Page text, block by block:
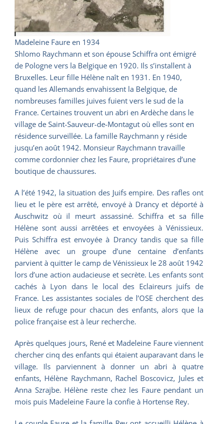
Madeleine Faure en 1934
Shlomo Raychmann et son épouse Schiffra ont émigré
de Pologne vers la Belgique en 1920. Ils s’installent à
Bruxelles. Leur fille Hélène naît en 1931. En 1940,
quand les Allemands envahissent la Belgique, de
nombreuses familles juives fuient vers le sud de la
France. Certaines trouvent un abri en Ardèche dans le
village de Saint-Sauveur-de-Montagut où elles sont en
résidence surveillée. La famille Raychmann y réside
jusqu’en août 1942. Monsieur Raychmann travaille
comme cordonnier chez les Faure, propriétaires d’une
boutique de chaussures.
A l’été 1942, la situation des Juifs empire. Des rafles ont
lieu et le père est arrêté, envoyé à Drancy et déporté à
Auschwitz où il meurt assassiné. Schiffra et sa fille
Hélène sont aussi arrêtées et envoyées à Vénissieux.
Puis Schiffra est envoyée à Drancy tandis que sa fille
Hélène avec un groupe d’une centaine d’enfants
parvient à quitter le camp de Vénissieux le 28 août 1942
lors d’une action audacieuse et secrète. Les enfants sont
cachés à Lyon dans le local des Eclaireurs juifs de
France. Les assistantes sociales de l’OSE cherchent des
lieux de refuge pour chacun des enfants, alors que la
police française est à leur recherche.
Après quelques jours, René et Madeleine Faure viennent
chercher cinq des enfants qui étaient auparavant dans le
village. Ils parviennent à donner un abri à quatre
enfants, Hélène Raychmann, Rachel Boscovicz, Jules et
Anna Szrajbe. Hélène reste chez les Faure pendant un
mois puis Madeleine Faure la confie à Hortense Rey.